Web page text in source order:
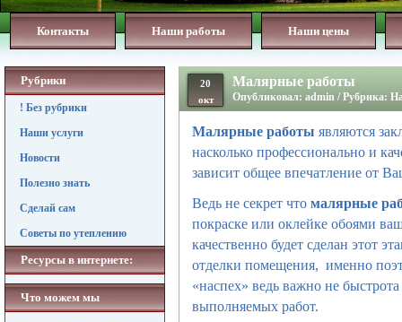
Контакты Наши работы Наши цены
Рубрики
! Без рубрики
Наши услуги
Новости
Полезно знать
Сделай сам
Советы по утеплению
Ресурсы в интернете:
Что можем мы
20
окт
Малярные работы
Опубликовал: admin / Рубрика:
Малярные работы являются
насколько профессионально и
зависит общее впечатление от
Ведь не секрет что малярные
покраске или оклейке обоями
качественно будет сделан этот
отделки помещения, именно
«наспех» ведь важно не
выполняемых работ.